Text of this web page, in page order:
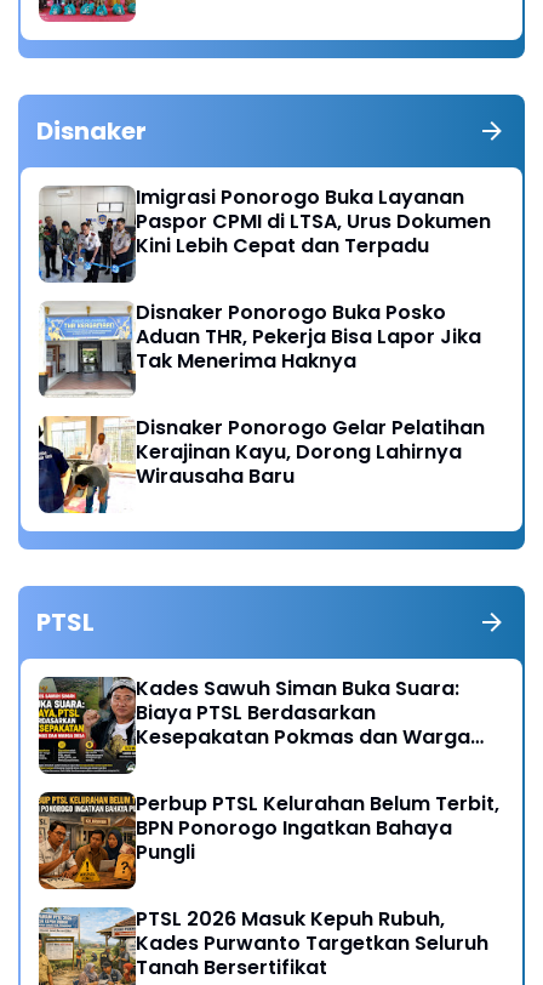
Disnaker
Imigrasi Ponorogo Buka Layanan
Paspor CPMI di LTSA, Urus Dokumen
Kini Lebih Cepat dan Terpadu
Disnaker Ponorogo Buka Posko
Aduan THR, Pekerja Bisa Lapor Jika
Tak Menerima Haknya
Disnaker Ponorogo Gelar Pelatihan
Kerajinan Kayu, Dorong Lahirnya
Wirausaha Baru
PTSL
Kades Sawuh Siman Buka Suara:
Biaya PTSL Berdasarkan
Kesepakatan Pokmas dan Warga
Perbup PTSL Kelurahan Belum Terbit,
BPN Ponorogo Ingatkan Bahaya
Pungli
PTSL 2026 Masuk Kepuh Rubuh,
Kades Purwanto Targetkan Seluruh
Tanah Bersertifikat